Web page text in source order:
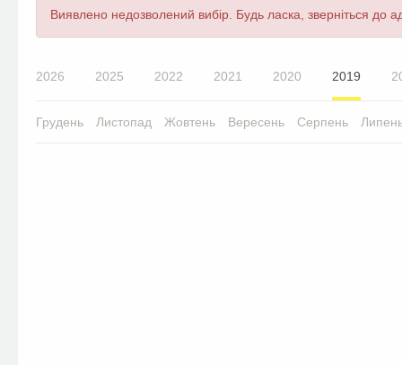
Повідомлення
Виявлено недозволений вибір. Будь ласка, зверніться до
2026 2025 2022 2021 2020 2019
Грудень Листопад Жовтень Вересень Серпень